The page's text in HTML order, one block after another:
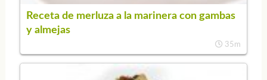
Receta de merluza a la marinera con gambas
y almejas
35m